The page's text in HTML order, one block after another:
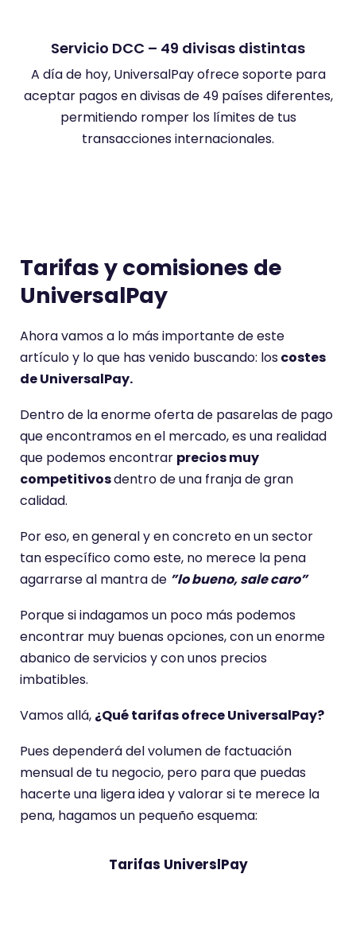
Servicio DCC – 49 divisas distintas
A día de hoy, UniversalPay ofrece soporte para
aceptar pagos en divisas de 49 países diferentes,
permitiendo romper los límites de tus
transacciones internacionales.
Tarifas y comisiones de
UniversalPay
Ahora vamos a lo más importante de este
artículo y lo que has venido buscando: loscostes
de UniversalPay.
Dentro de la enorme oferta de pasarelas de pago
que encontramos en el mercado, es una realidad
que podemos encontrar precios muy
competitivosdentro de una franja de gran
calidad.
Por eso, en general y en concreto en un sector
tan específico como este, no merece la pena
agarrarse al mantra de ”lo bueno, sale caro”
Porque si indagamos un poco más podemos
encontrar muy buenas opciones, con un enorme
abanico de servicios y con unos precios
imbatibles.
Vamos allá, ¿Qué tarifas ofrece UniversalPay?
Pues dependerá del volumen de factuación
mensual de tu negocio, pero para que puedas
hacerte una ligera idea y valorar si te merece la
pena, hagamos un pequeño esquema:
Tarifas UniverslPay